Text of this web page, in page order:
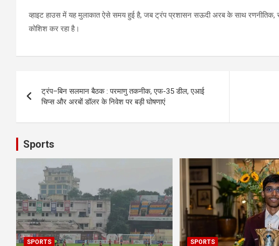
व्हाइट हाउस में यह मुलाकात ऐसे समय हुई है, जब ट्रंप प्रशासन सऊदी अरब के साथ रणनीतिक,
कोशिश कर रहा है।
navigation
ट्रंप–बिन सलमान बैठक : परमाणु तकनीक, एफ-35 डील, एआई
चिप्स और अरबों डॉलर के निवेश पर बड़ी घोषणाएं
Sports
SPORTS SPORTS